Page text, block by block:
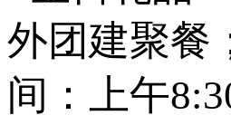
外团建聚餐
间：上午